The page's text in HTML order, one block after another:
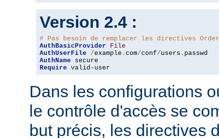
Version 2.4 :
# Pas besoin de remplacer les directives
AuthBasicProvider
File
AuthUserFile
/example . com/conf/users .
AuthName
Require valid-user
Dans les configurations
le contrôle d'accès se
but précis, les directives